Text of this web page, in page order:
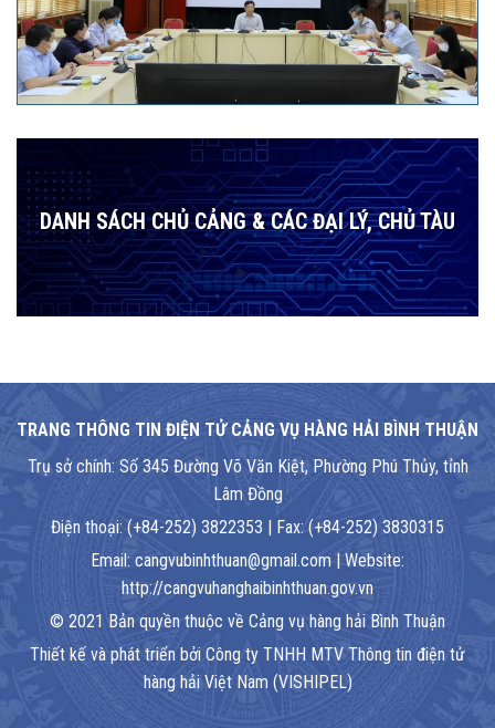
DANH SÁCH CHỦ CẢNG & CÁC ĐẠI LÝ, CHỦ TÀU
TRANG THÔNG TIN ĐIỆN TỬ CẢNG VỤ HÀNG HẢI BÌNH THUẬN
Trụ sở chính: Số 345 Đường Võ Văn Kiệt, Phường Phú Thủy, tỉnh
Lâm Đồng
Điện thoại: (+84-252) 3822353 | Fax: (+84-252) 3830315
Email: cangvubinhthuan@gmail.com | Website:
http://cangvuhanghaibinhthuan.gov.vn
© 2021 Bản quyền thuộc về Cảng vụ hàng hải Bình Thuận
Thiết kế và phát triển bởi Công ty TNHH MTV Thông tin điện tử
hàng hải Việt Nam (VISHIPEL)